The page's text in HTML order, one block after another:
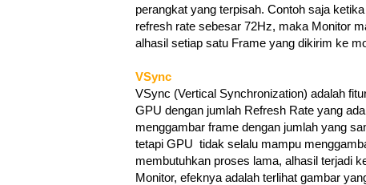
perangkat yang terpisah. Contoh saja
refresh rate sebesar 72Hz, maka Monitor
alhasil setiap satu Frame yang dikirim ke
VSync
VSync (Vertical Synchronization) adalah
GPU dengan jumlah Refresh Rate yang
menggambar frame dengan jumlah yang
tetapi GPU tidak selalu mampu
membutuhkan proses lama, alhasil terjadi
Monitor, efeknya adalah terlihat gambar